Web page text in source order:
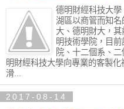
德明財經科技大
湖區以商管而知
大、德明財大，
明技術學院，目
院、十二個系、
明財經科技大學向專業的客製
滑...
2017-08-14